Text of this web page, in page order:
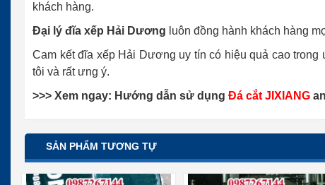
khách hàng.
Đại lý đĩa xếp Hải Dương luôn đồng hành khách hàng
Cam kết đĩa xếp Hải Dương uy tín có hiệu quả cao
tôi và rất ưng ý.
>>> Xem ngay: Hướng dẫn sử dụng Đá cắt JIXIANG
SẢN PHẨM TƯƠNG TỰ